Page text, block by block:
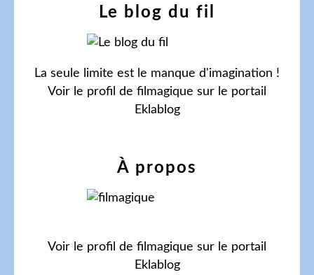
Le blog du fil
La seule limite est le manque d'imagination !
Voir le profil de filmagique sur le portail
Eklablog
À propos
Voir le profil de filmagique sur le portail
Eklablog